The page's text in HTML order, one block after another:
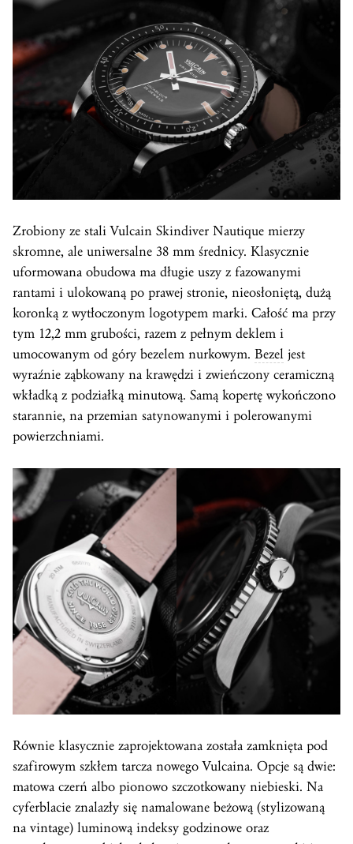
Zrobiony ze stali Vulcain Skindiver Nautique mierzy
skromne, ale uniwersalne 38 mm średnicy. Klasycznie
uformowana obudowa ma długie uszy z fazowanymi
rantami i ulokowaną po prawej stronie, nieosłoniętą, dużą
koronką z wytłoczonym logotypem marki. Całość ma przy
tym 12,2 mm grubości, razem z pełnym deklem i
umocowanym od góry bezelem nurkowym. Bezel jest
wyraźnie ząbkowany na krawędzi i zwieńczony ceramiczną
wkładką z podziałką minutową. Samą kopertę wykończono
starannie, na przemian satynowanymi i polerowanymi
powierzchniami.
Równie klasycznie zaprojektowana została zamknięta pod
szafirowym szkłem tarcza nowego Vulcaina. Opcje są dwie:
matowa czerń albo pionowo szczotkowany niebieski. Na
cyferblacie znalazły się namalowane beżową (stylizowaną
na vintage) luminową indeksy godzinowe oraz